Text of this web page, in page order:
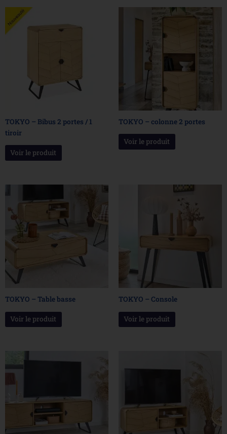
TOKYO – Bibus 2 portes / 1
tiroir
Voir le produit
TOKYO – colonne 2 portes
Voir le produit
TOKYO – Table basse
Voir le produit
TOKYO – Console
Voir le produit